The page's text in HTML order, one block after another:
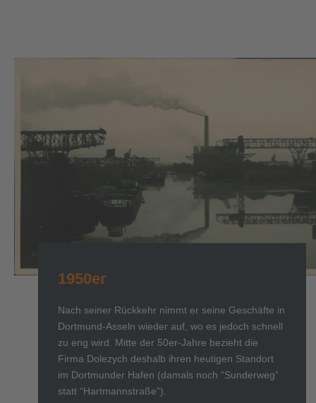
1950er
Nach seiner Rückkehr nimmt er seine Geschäfte in
Dortmund-Asseln wieder auf, wo es jedoch schnell
zu eng wird. Mitte der 50er-Jahre bezieht die
Firma Dolezych deshalb ihren heutigen Standort
im Dortmunder Hafen (damals noch “Sunderweg”
statt “Hartmannstraße”).